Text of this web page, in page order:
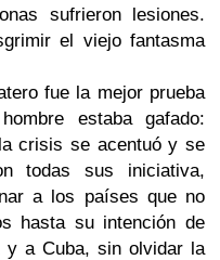
sufrieron lesiones.
el viejo fantasma
fue la mejor prueba
estaba gafado:
crisis se acentuó y se
todas sus iniciativa,
a los países que no
hasta su intención de
y a Cuba, sin olvidar la